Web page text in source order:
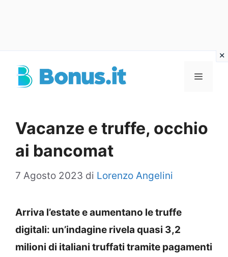
Menu
Vacanze e truffe, occhio
ai bancomat
7 Agosto 2023 di Lorenzo Angelini
Arriva l’estate e aumentano le truffe
digitali: un’indagine rivela quasi 3,2
milioni di italiani truffati tramite pagamenti